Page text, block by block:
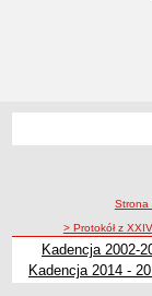
Status gminy
Lokalizacja
Insygnia gminy
Dane
Strona
> Protokół z
Kadencja 2002-
Kadencja 2014 -